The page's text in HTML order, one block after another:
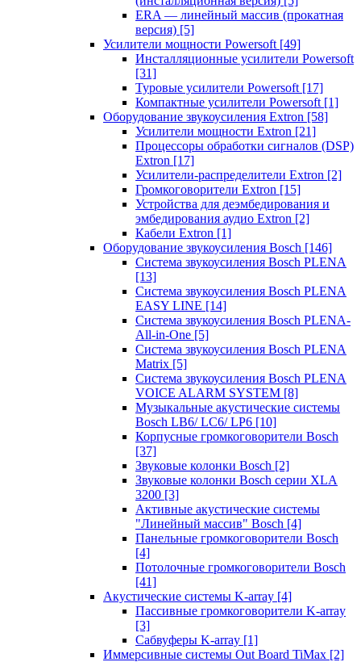
ERA — линейный массив (прокатная
версия) [5]
Усилители мощности Powersoft [49]
Инсталляционные усилители Powersoft
[31]
Туровые усилители Powersoft [17]
Компактные усилители Powersoft [1]
Оборудование звукоусиления Extron [58]
Усилители мощности Extron [21]
Процессоры обработки сигналов (DSP)
Extron [17]
Усилители-распределители Extron [2]
Громкоговорители Extron [15]
Устройства для деэмбедирования и
эмбедирования аудио Extron [2]
Кабели Extron [1]
Оборудование звукоусиления Bosch [146]
Система звукоусиления Bosch PLENA
[13]
Система звукоусиления Bosch PLENA
EASY LINE [14]
Система звукоусиления Bosch PLENA-
All-in-One [5]
Система звукоусиления Bosch PLENA
Matrix [5]
Система звукоусиления Bosch PLENA
VOICE ALARM SYSTEM [8]
Музыкальные акустические системы
Bosch LB6/ LC6/ LP6 [10]
Корпусные громкоговорители Bosch
[37]
Звуковые колонки Bosch [2]
Звуковые колонки Bosch серии XLA
3200 [3]
Активные акустические системы
"Линейный массив" Bosch [4]
Панельные громкоговорители Bosch
[4]
Потолочные громкоговорители Bosch
[41]
Акустические системы K-array [4]
Пассивные громкоговорители K-array
[3]
Сабвуферы K-array [1]
Иммерсивные системы Out Board TiMax [2]